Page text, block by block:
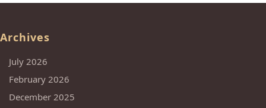
Archives
July 2026
February 2026
December 2025